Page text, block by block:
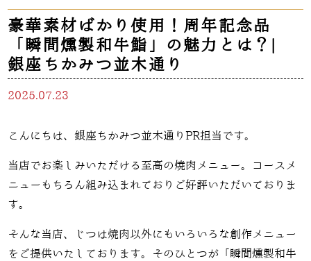
豪華素材ばかり使用！周年記念品
「瞬間燻製和牛鮨」の魅力とは？|
銀座ちかみつ並木通り
2025.07.23
こんにちは、銀座ちかみつ並木通りPR担当です。
当店でお楽しみいただける至高の焼肉メニュー。コースメ
ニューもちろん組み込まれておりご好評いただいておりま
す。
そんな当店、じつは焼肉以外にもいろいろな創作メニュー
をご提供いたしております。そのひとつが「 瞬間燻製和牛